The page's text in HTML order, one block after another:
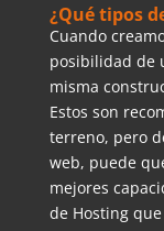
¿Qué tipos
Cuando
posibilidad de
misma
Estos son
terreno, pero
web, puede
mejores
de Hosting